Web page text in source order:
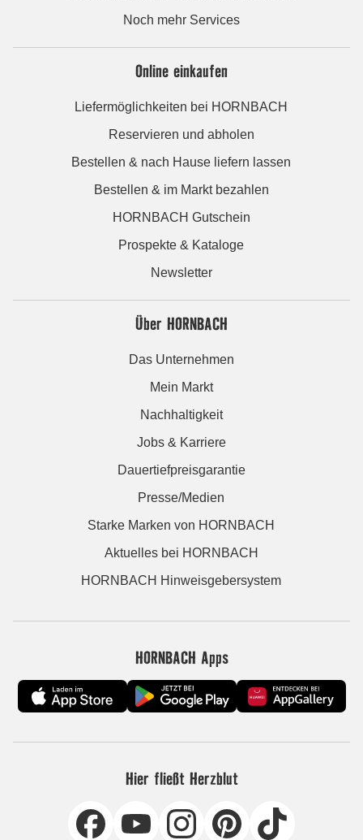
Noch mehr Services
Online einkaufen
Liefermöglichkeiten bei HORNBACH
Reservieren und abholen
Bestellen & nach Hause liefern lassen
Bestellen & im Markt bezahlen
HORNBACH Gutschein
Prospekte & Kataloge
Newsletter
Über HORNBACH
Das Unternehmen
Mein Markt
Nachhaltigkeit
Jobs & Karriere
Dauertiefpreisgarantie
Presse/Medien
Starke Marken von HORNBACH
Aktuelles bei HORNBACH
HORNBACH Hinweisgebersystem
HORNBACH Apps
Hier fließt Herzblut